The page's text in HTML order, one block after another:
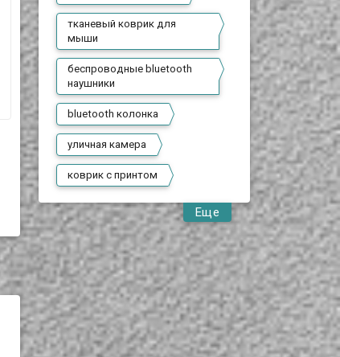
тканевый коврик для
мыши
беспроводные bluetooth
наушники
bluetooth колонка
уличная камера
коврик с принтом
Еще